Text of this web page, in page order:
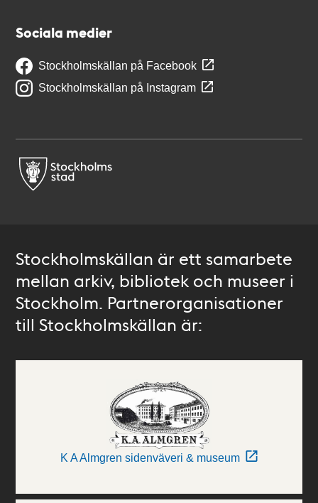
Sociala medier
Stockholmskällan på Facebook
Stockholmskällan på Instagram
Stockholmskällan är ett samarbete
mellan arkiv, bibliotek och museer i
Stockholm. Partnerorganisationer
till Stockholmskällan är:
K A Almgren sidenväveri & museum